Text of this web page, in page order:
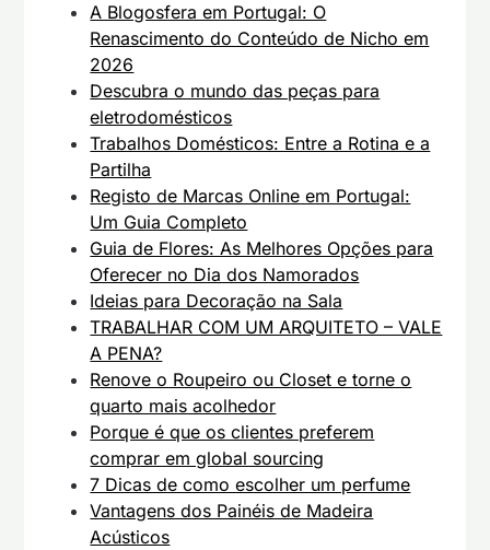
A Blogosfera em Portugal: O
Renascimento do Conteúdo de Nicho em
2026
Descubra o mundo das peças para
eletrodomésticos
Trabalhos Domésticos: Entre a Rotina e a
Partilha
Registo de Marcas Online em Portugal:
Um Guia Completo
Guia de Flores: As Melhores Opções para
Oferecer no Dia dos Namorados
Ideias para Decoração na Sala
TRABALHAR COM UM ARQUITETO – VALE
A PENA?
Renove o Roupeiro ou Closet e torne o
quarto mais acolhedor
Porque é que os clientes preferem
comprar em global sourcing
7 Dicas de como escolher um perfume
Vantagens dos Painéis de Madeira
Acústicos